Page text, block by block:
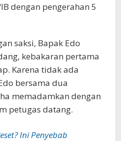
dengan pengerahan 5
saksi, Bapak Edo
kebakaran pertama
Karena tidak ada
bersama dua
memadamkan dengan
petugas datang.
Ini Penyebab